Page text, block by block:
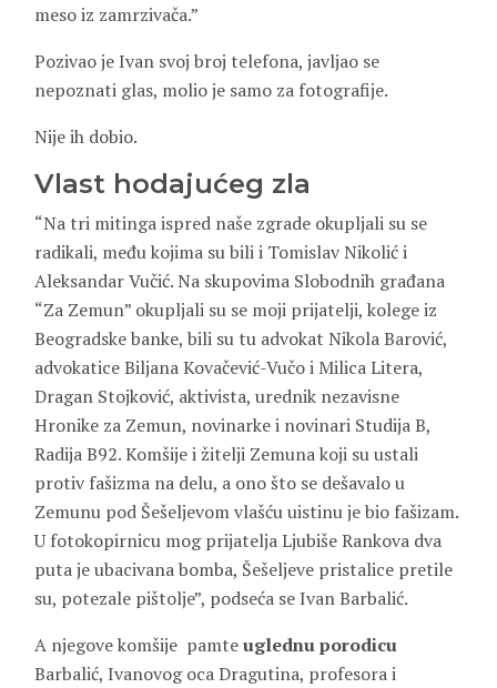
meso iz zamrzivača.”
Pozivao je Ivan svoj broj telefona, javljao se
nepoznati glas, molio je samo za fotografije.
Nije ih dobio.
Vlast hodajućeg zla
“Na tri mitinga ispred naše zgrade okupljali su se
radikali, među kojima su bili i Tomislav Nikolić i
Aleksandar Vučić. Na skupovima Slobodnih građana
“Za Zemun” okupljali su se moji prijatelji, kolege iz
Beogradske banke, bili su tu advokat Nikola Barović,
advokatice Biljana Kovačević-Vučo i Milica Litera,
Dragan Stojković, aktivista, urednik nezavisne
Hronike za Zemun, novinarke i novinari Studija B,
Radija B92. Komšije i žitelji Zemuna koji su ustali
protiv fašizma na delu, a ono što se dešavalo u
Zemunu pod Šešeljevom vlašću uistinu je bio fašizam.
U fotokopirnicu mog prijatelja Ljubiše Rankova dva
puta je ubacivana bomba, Šešeljeve pristalice pretile
su, potezale pištolje”, podseća se Ivan Barbalić.
A njegove komšije pamteuglednu porodicu
Barbalić, Ivanovog oca Dragutina, profesora i